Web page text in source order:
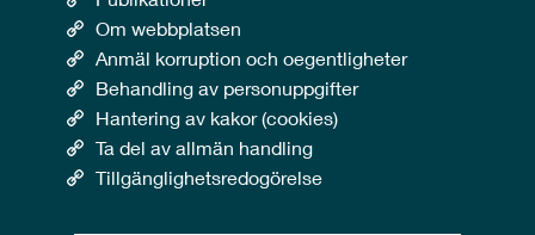
Om webbplatsen
Anmäl korruption och oegentligheter
Behandling av personuppgifter
Hantering av kakor (cookies)
Ta del av allmän handling
Tillgänglighetsredogörelse